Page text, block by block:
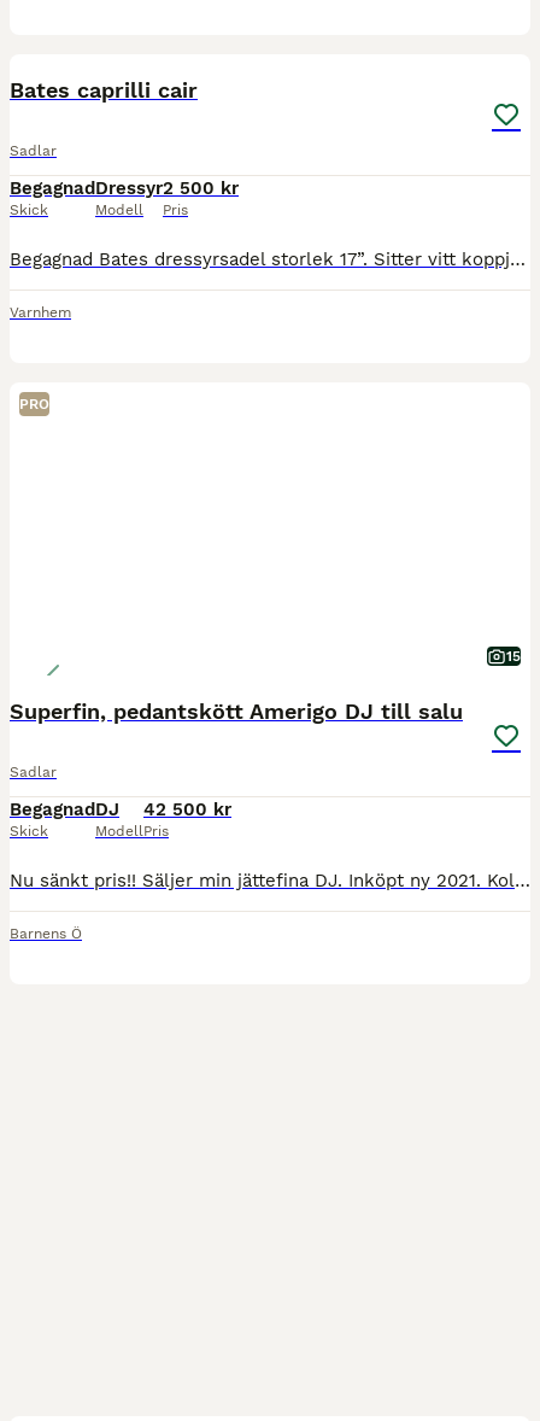
Bates caprilli cair
Sadlar
Begagnad
Skick
Dressyr
Modell
2 500 kr
Pris
Begagnad Bates dressyrsadel storlek 17”. Sitter vitt koppjärn i som följer med (x-vid). Kan fås med stigbyglar och stigläder om man vill. Säljes billigt då den ej kommer till användning🌸
Varnhem
PRO
15
Superfin, pedantskött Amerigo DJ till salu
Sadlar
Begagnad
Skick
DJ
Modell
42 500 kr
Pris
Nu sänkt pris!! Säljer min jättefina DJ. Inköpt ny 2021. Kollad/justerad kontinuerligt av sadelmakare Mia Sunnman. Superskön sadel som är pedantskött! Man ser inte att den är 5 år gammal. Mycket s
Barnens Ö